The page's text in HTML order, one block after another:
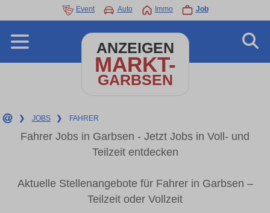
Event Auto Immo Job
ANZEIGEN
MARKT-
GARBSEN
❯ JOBS ❯ FAHRER
Fahrer Jobs in Garbsen - Jetzt Jobs in Voll- und
Teilzeit entdecken
Aktuelle Stellenangebote für Fahrer in Garbsen –
Teilzeit oder Vollzeit